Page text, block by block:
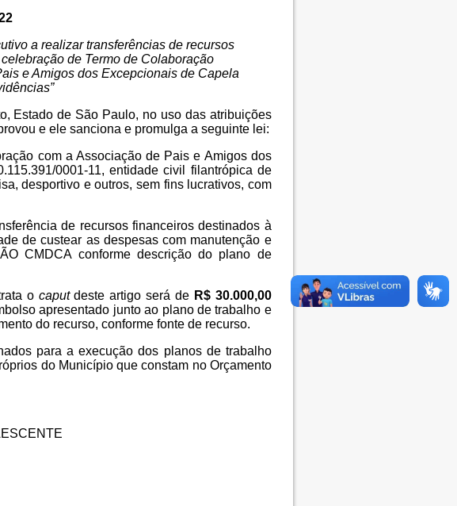
a realizar transferências de recursos
de Termo de Colaboração
e Amigos dos Excepcionais de Capela
Estado de São Paulo, no uso das atribuições
e ele sanciona e promulga a seguinte lei:
com a Associação de Pais e Amigos dos
0001-11, entidade civil filantrópica de
desportivo e outros, sem fins lucrativos, com
de recursos financeiros destinados à
de custear as despesas com manutenção e
CMDCA conforme descrição do plano de
o caputdeste artigo será de R$ 30.000,00
apresentado junto ao plano de trabalho e
do recurso, conforme fonte de recurso.
para a execução dos planos de trabalho
do Município que constam no Orçamento